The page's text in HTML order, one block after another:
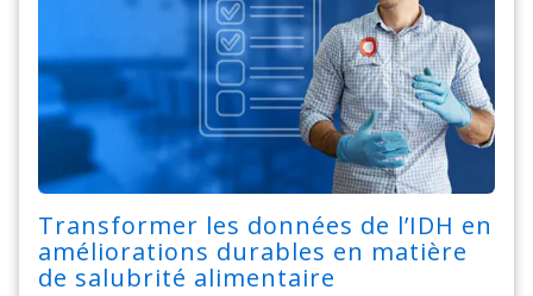
Transformer les données de l’IDH en
améliorations durables en matière
de salubrité alimentaire